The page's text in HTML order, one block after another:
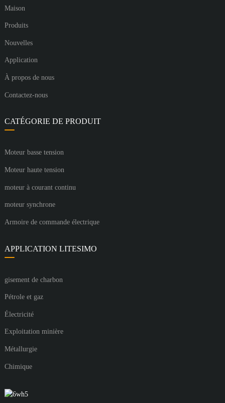
Maison
Produits
Nouvelles
Application
À propos de nous
Contactez-nous
CATÉGORIE DE PRODUIT
Moteur basse tension
Moteur haute tension
moteur à courant continu
moteur synchrone
Armoire de commande électrique
APPLICATION LITESIMO
gisement de charbon
Pétrole et gaz
Électricité
Exploitation minière
Métallurgie
Chimique